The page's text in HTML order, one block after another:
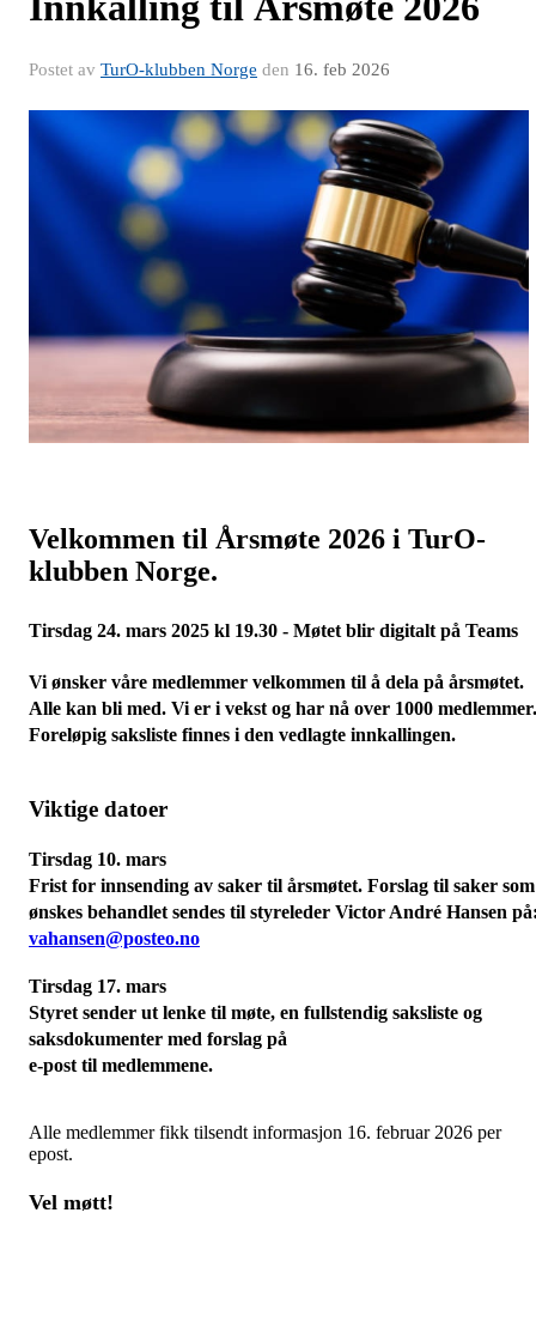
Postet av TurO-klubben Norge den 16. feb 2026
Velkommen til Årsmøte 2026 i TurO-
klubben Norge.
Tirsdag 24. mars 2025 kl 19.30 - Møtet blir digitalt på Teams
Vi ønsker våre medlemmer velkommen til å dela på årsmøtet.
Alle kan bli med. Vi er i vekst og har nå over 1000 medlemmer.
Foreløpig saksliste finnes i den vedlagte innkallingen.
Viktige datoer
Tirsdag 10. mars
Frist for innsending av saker til årsmøtet. Forslag til saker som
ønskes behandlet sendes til styreleder Victor André Hansen
vahansen@posteo.no
Tirsdag 17. mars
Styret sender ut lenke til møte, en fullstendig saksliste og
saksdokumenter med forslag på
e-post til medlemmene.
Alle medlemmer fikk tilsendt informasjon 16. februar 2026 per
epost.
Vel møtt!